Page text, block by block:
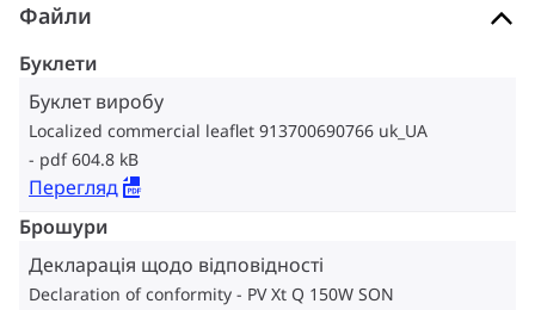
Файли
Буклети
Буклет виробу
Localized commercial leaflet 913700690766 uk_UA
pdf 604.8 kB
Перегляд
Брошури
Декларація щодо відповідності
Declaration of conformity - PV Xt Q 150W SON